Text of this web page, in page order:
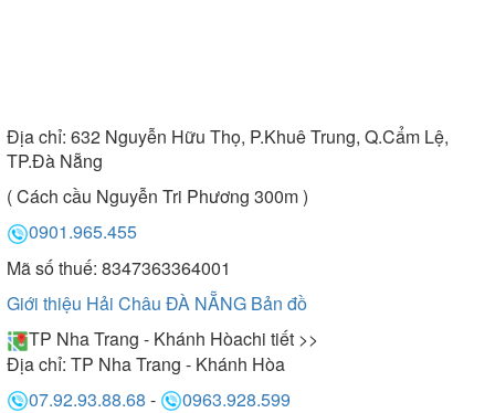
Địa chỉ: 632 Nguyễn Hữu Thọ, P.Khuê Trung, Q.Cẩm Lệ,
TP.Đà Nẵng
( Cách cầu Nguyễn Tri Phương 300m )
0901.965.455
Mã số thuế: 8347363364001
Giới thiệu Hải Châu ĐÀ NẴNG Bản đồ
TP Nha Trang - Khánh Hòachi tiết >>
Địa chỉ: TP Nha Trang - Khánh Hòa
07.92.93.88.68 -
0963.928.599